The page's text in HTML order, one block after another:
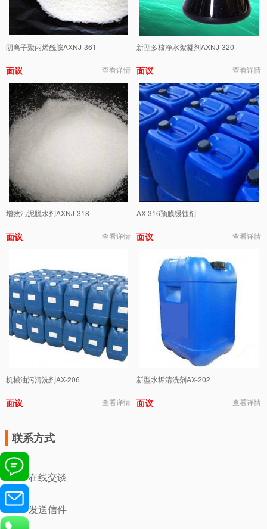
阴离子聚丙烯酰胺AXNJ-361
面议 查看详情
新型多核净水絮凝剂AXNJ-320
面议 查看详情
增效污泥脱水剂AXNJ-318
面议 查看详情
AX-316预膜缓蚀剂
面议 查看详情
机械油污清洗剂AX-206
面议 查看详情
新型水垢清洗剂AX-202
面议 查看详情
联系方式
在线交谈
发送信件